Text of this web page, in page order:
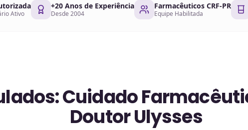
Ativo
+20 Anos de Experiência
Desde 2004
Farmacêuticos CRF-PR
Equipe Habilitada
Cuidado
Doutor Ulysses